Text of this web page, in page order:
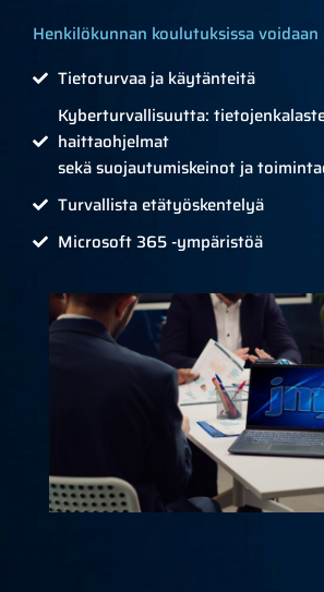
Henkilökunnan koulutuksissa voidaan
Tietoturvaa ja käytänteitä
Kyberturvallisuutta:
haittaohjelmat
sekä suojautumiskeinot ja
Turvallista etätyöskentelyä
Microsoft 365 -ympäristöä